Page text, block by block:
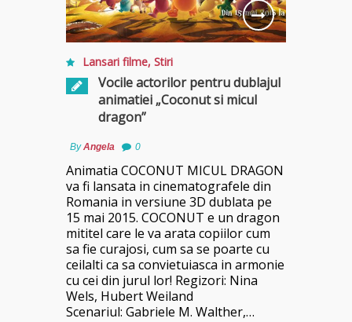
Lansari filme, Stiri
Vocile actorilor pentru dublajul
animatiei „Coconut si micul
dragon”
ByAngela 0
Animatia COCONUT MICUL DRAGON
va fi lansata in cinematografele din
Romania in versiune 3D dublata pe
15 mai 2015. COCONUT e un dragon
mititel care le va arata copiilor cum
sa fie curajosi, cum sa se poarte cu
ceilalti ca sa convietuiasca in armonie
cu cei din jurul lor! Regizori: Nina
Wels, Hubert Weiland
Scenariul: Gabriele M. Walther,…